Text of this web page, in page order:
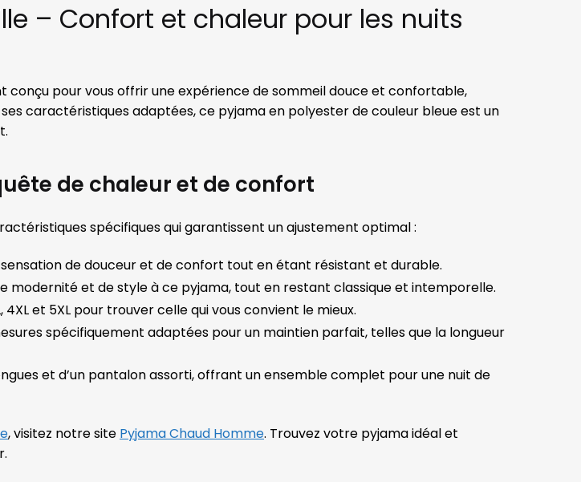
– Confort et chaleur pour les nuits
conçu pour vous offrir une expérience de sommeil douce et confortable,
caractéristiques adaptées, ce pyjama en polyester de couleur bleue est un
de chaleur et de confort
spécifiques qui garantissent un ajustement optimal :
de douceur et de confort tout en étant résistant et durable.
modernité et de style à ce pyjama, tout en restant classique et intemporelle.
4XL et 5XL pour trouver celle qui vous convient le mieux.
spécifiquement adaptées pour un maintien parfait, telles que la longueur
et d’un pantalon assorti, offrant un ensemble complet pour une nuit de
, visitez notre site Pyjama Chaud Homme. Trouvez votre pyjama idéal et